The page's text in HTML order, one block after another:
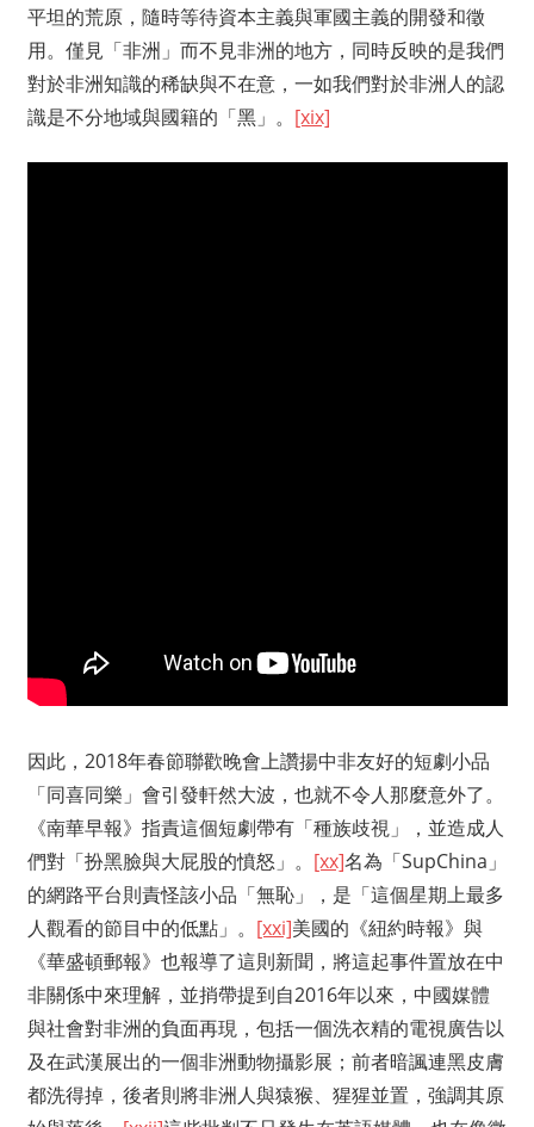
平坦的荒原，隨時等待資本主義與軍國主義的開發和徵
用。僅見「非洲」而不見非洲的地方，同時反映的是我們
對於非洲知識的稀缺與不在意，一如我們對於非洲人的認
識是不分地域與國籍的「黑」。 [xix]
因此，2018年春節聯歡晚會上讚揚中非友好的短劇小品
「同喜同樂」會引發軒然大波，也就不令人那麼意外了。
《南華早報》指責這個短劇帶有「種族歧視」，並造成人
們對「扮黑臉與大屁股的憤怒」。 [xx]名為「SupChina」
的網路平台則責怪該小品「無恥」，是「這個星期上最多
人觀看的節目中的低點」。 [xxi]美國的《紐約時報》與
《華盛頓郵報》也報導了這則新聞，將這起事件置放在中
非關係中來理解，並捎帶提到自2016年以來，中國媒體
與社會對非洲的負面再現，包括一個洗衣精的電視廣告以
及在武漢展出的一個非洲動物攝影展；前者暗諷連黑皮膚
都洗得掉，後者則將非洲人與猿猴、猩猩並置，強調其原